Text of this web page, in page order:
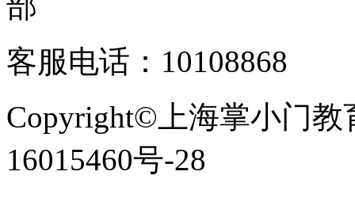
客服电话：10108868
Copyright©上海掌小门教
16015460号-28